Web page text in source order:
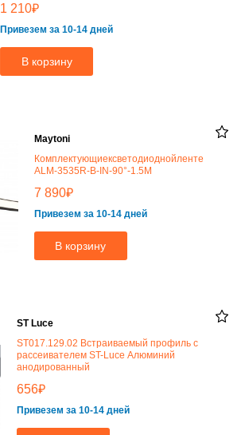
1 210₽
Привезем за 10-14 дней
В корзину
Maytoni
Комплектующиексветодиоднойленте
ALM-3535R-B-IN-90°-1.5M
7 890₽
Привезем за 10-14 дней
В корзину
ST Luce
ST017.129.02 Встраиваемый профиль с
рассеивателем ST-Luce Алюминий
анодированный
656₽
Привезем за 10-14 дней